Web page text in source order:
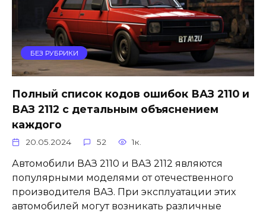
БЕЗ РУБРИКИ
Полный список кодов ошибок ВАЗ 2110 и
ВАЗ 2112 с детальным объяснением
каждого
20.05.2024 52 1к.
Автомобили ВАЗ 2110 и ВАЗ 2112 являются
популярными моделями от отечественного
производителя ВАЗ. При эксплуатации этих
автомобилей могут возникать различные